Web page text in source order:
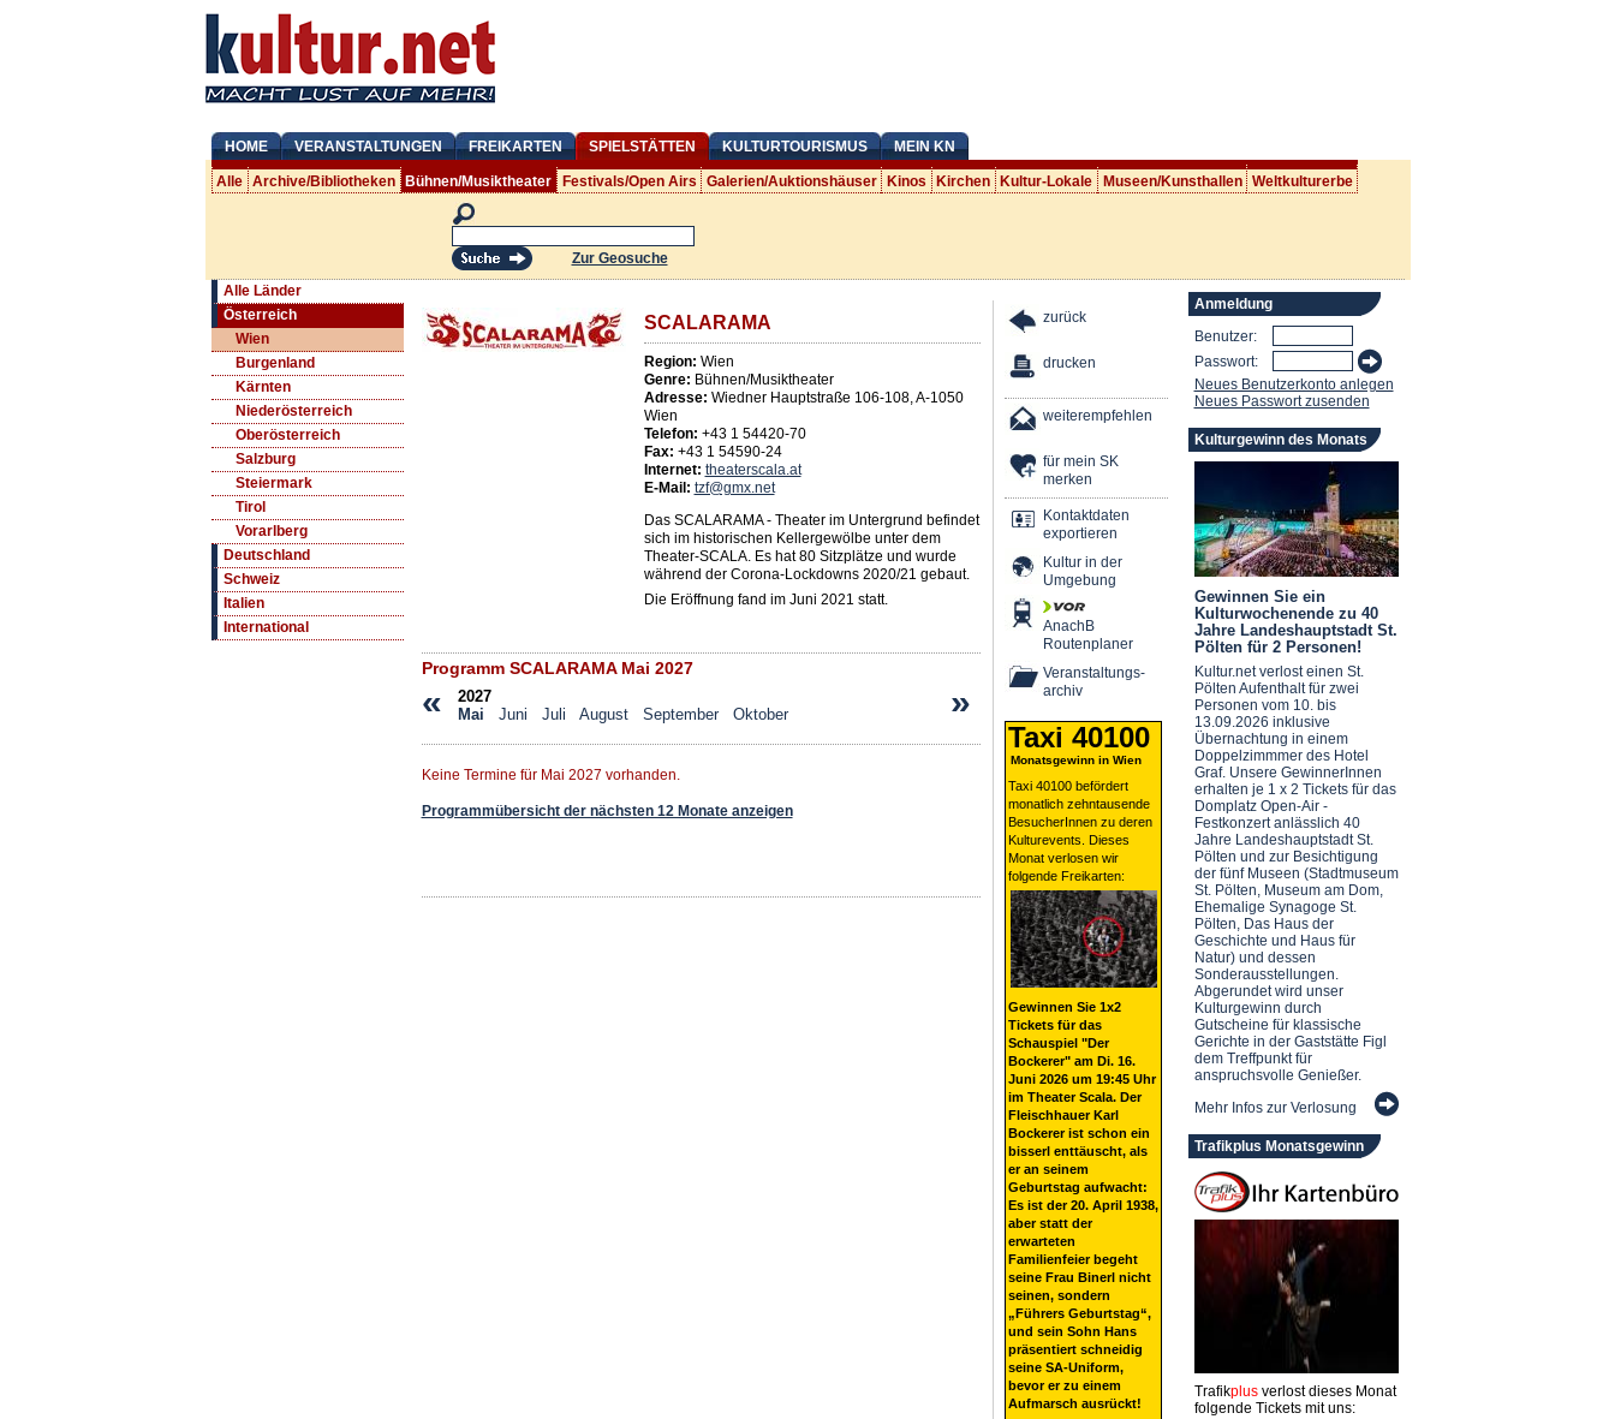
HOME VERANSTALTUNGEN FREIKARTEN SPIELSTÄTTEN KULTURTOURISMUS MEIN KN
Alle Archive/Bibliotheken Bühnen/Musiktheater Festivals/Open Airs Galerien/Auktionshäuser Kinos Kirchen Kultur-Lokale Museen/Kunsthallen Weltkulturerbe
Zur Geosuche
Alle Länder
Österreich
Wien
Burgenland
Kärnten
Niederösterreich
Oberösterreich
Salzburg
Steiermark
Tirol
Vorarlberg
Deutschland
Schweiz
Italien
International
SCALARAMA
Region: Wien
Genre: Bühnen/Musiktheater
Adresse: Wiedner Hauptstraße 106-108,A-1050
Wien
Telefon: +43 1 54420-70
Fax: +43 1 54590-24
Internet: theaterscala.at
E-Mail: tzf@gmx.net
Das SCALARAMA - Theater im Untergrund befindet
sich im historischen Kellergewölbe unter dem
Theater-SCALA. Es hat 80 Sitzplätze und wurde
während der Corona-Lockdowns 2020/21 gebaut.
Die Eröffnung fand im Juni 2021 statt.
Programm SCALARAMA Mai 2027
« »
2027
Mai
Juni Juli August September Oktober
Keine Termine für Mai 2027 vorhanden.
Programmübersicht der nächsten 12 Monate anzeigen
zurück
drucken
weiterempfehlen
für mein SK
merken
Kontaktdaten
exportieren
Kultur in der
Umgebung
AnachB
Routenplaner
Veranstaltungs-
archiv
Taxi 40100
Monatsgewinn in Wien
Taxi 40100 befördert
monatlich zehntausende
BesucherInnen zu deren
Kulturevents. Dieses
Monat verlosen wir
folgende Freikarten:
Gewinnen Sie 1x2
Tickets für das
Schauspiel "Der
Bockerer" am Di. 16.
Juni 2026 um 19:45 Uhr
im Theater Scala. Der
Fleischhauer Karl
Bockerer ist schon ein
bisserl enttäuscht, als
er an seinem
Geburtstag aufwacht:
Es ist der 20. April 1938,
aber statt der
erwarteten
Familienfeier begeht
seine Frau Binerl nicht
seinen, sondern
„Führers Geburtstag“,
und sein Sohn Hans
präsentiert schneidig
seine SA-Uniform,
bevor er zu einem
Aufmarsch ausrückt!
Anmeldung
Benutzer:
Passwort:
Neues Benutzerkonto anlegen
Neues Passwort zusenden
Kulturgewinn des Monats
Gewinnen Sie ein
Kulturwochenende zu 40
Jahre Landeshauptstadt St.
Pölten für 2 Personen!
Kultur.net verlost einen St.
Pölten Aufenthalt für zwei
Personen vom 10. bis
13.09.2026 inklusive
Übernachtung in einem
Doppelzimmmer des Hotel
Graf. Unsere GewinnerInnen
erhalten je 1 x 2 Tickets für das
Domplatz Open-Air -
Festkonzert anlässlich 40
Jahre Landeshauptstadt St.
Pölten und zur Besichtigung
der fünf Museen (Stadtmuseum
St. Pölten, Museum am Dom,
Ehemalige Synagoge St.
Pölten, Das Haus der
Geschichte und Haus für
Natur) und dessen
Sonderausstellungen.
Abgerundet wird unser
Kulturgewinn durch
Gutscheine für klassische
Gerichte in der Gaststätte Figl
dem Treffpunkt für
anspruchsvolle Genießer.
Mehr Infos zur Verlosung
Trafikplus Monatsgewinn
Trafikplusverlost dieses Monat
folgende Tickets mit uns: